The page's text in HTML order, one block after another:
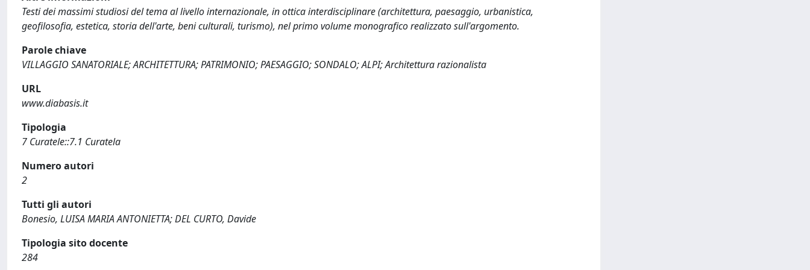
Testi dei massimi studiosi del tema al livello internazionale, in ottica interdisciplinare (architettura, paesaggio, urbanistica,
geofilosofia, estetica, storia dell'arte, beni culturali, turismo), nel primo volume monografico realizzato sull'argomento.
Parole chiave
VILLAGGIO SANATORIALE; ARCHITETTURA; PATRIMONIO; PAESAGGIO; SONDALO; ALPI; Architettura razionalista
URL
www.diabasis.it
Tipologia
7 Curatele::7.1 Curatela
Numero autori
2
Tutti gli autori
Bonesio, LUISA MARIA ANTONIETTA; DEL CURTO, Davide
Tipologia sito docente
284